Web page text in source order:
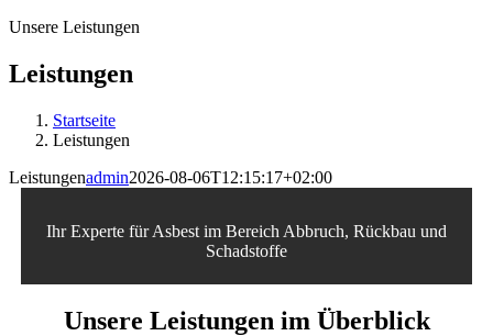
Unsere Leistungen
Leistungen
Startseite
Leistungen
Leistungenadmin2026-08-06T12:15:17+02:00
Ihr Experte für Asbest im Bereich Abbruch, Rückbau und
Schadstoffe
Unsere Leistungen im Überblick